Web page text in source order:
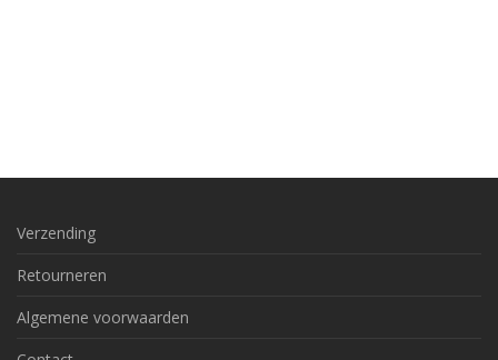
Verzending
Retourneren
Algemene voorwaarden